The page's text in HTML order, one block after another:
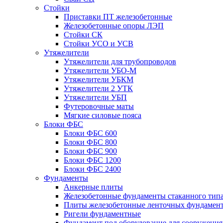
Стойки
Приставки ПТ железобетонные
Железобетонные опоры ЛЭП
Стойки СК
Стойки УСО и УСВ
Утяжелители
Утяжелители для трубопроводов
Утяжелители УБО-М
Утяжелители УБКМ
Утяжелители 2 УТК
Утяжелители УБП
Футеровочные маты
Мягкие силовые пояса
Блоки ФБС
Блоки ФБС 600
Блоки ФБС 800
Блоки ФБС 900
Блоки ФБС 1200
Блоки ФБС 2400
Фундаменты
Анкерные плиты
Железобетонные фундаменты стаканного типа
Плиты железобетонные ленточных
Ригели фундаментные